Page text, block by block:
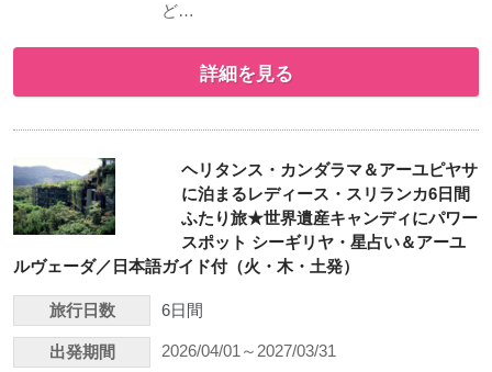
ど…
詳細を見る
ヘリタンス・カンダラマ＆アーユピヤサ
に泊まるレディース・スリランカ6日間
ふたり旅★世界遺産キャンディにパワー
スポット シーギリヤ・星占い＆アーユ
ルヴェーダ／日本語ガイド付（火・木・土発）
旅行日数 6日間
出発期間 2026/04/01～2027/03/31